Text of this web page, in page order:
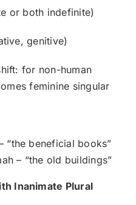
or both indefinite)
genitive)
for non-human
feminine singular
“the beneficial books”
– “the old buildings”
Inanimate Plural